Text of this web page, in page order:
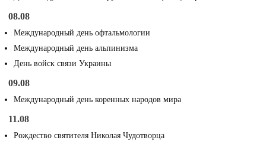
08.08
Международный день офтальмологии
Международный день альпинизма
День войск связи Украины
09.08
Международный день коренных народов мира
11.08
Рождество святителя Николая Чудотворца